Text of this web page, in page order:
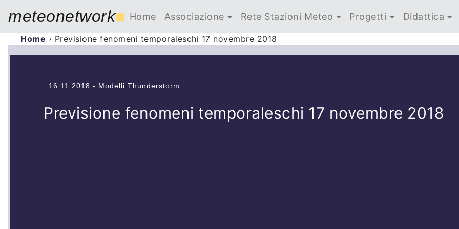
meteonetwork■ Home Associazione Rete Stazioni Meteo Progetti Didattica
Home › Previsione fenomeni temporaleschi 17 novembre 2018
16.11.2018 - Modelli Thunderstorm
Previsione fenomeni temporaleschi 17 novembre 2018